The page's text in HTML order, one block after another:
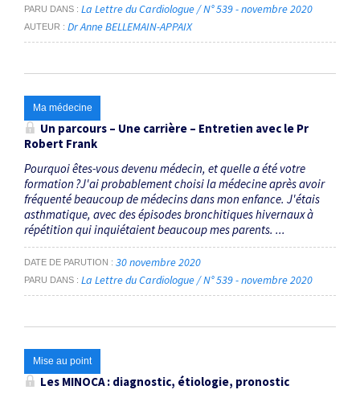
PARU DANS La Lettre du Cardiologue / N° 539 - novembre 2020
AUTEUR Dr Anne BELLEMAIN-APPAIX
Ma médecine
Un parcours – Une carrière – Entretien avec le Pr
Robert Frank
Pourquoi êtes-vous devenu médecin, et quelle a été votre
formation ?J'ai probablement choisi la médecine après avoir
fréquenté beaucoup de médecins dans mon enfance. J'étais
asthmatique, avec des épisodes bronchitiques hivernaux à
répétition qui inquiétaient beaucoup mes parents. ...
DATE DE PARUTION 30 novembre 2020
PARU DANS La Lettre du Cardiologue / N° 539 - novembre 2020
Mise au point
Les MINOCA : diagnostic, étiologie, pronostic